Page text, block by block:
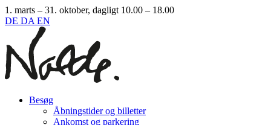
1. marts – 31. oktober, dagligt 10.00 – 18.00
DE DA EN
Besøg
Åbningstider og billetter
Ankomst og parkering